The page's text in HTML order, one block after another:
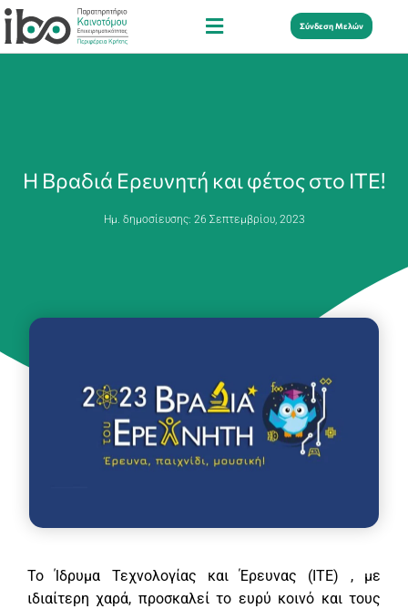
Σύνδεση Μελών
Η Βραδιά Ερευνητή και φέτος στο ΙΤΕ!
Ημ. δημοσίευσης: 26 Σεπτεμβρίου, 2023
Το Ίδρυμα Τεχνολογίας και Έρευνας (ΙΤΕ) , με
ιδιαίτερη χαρά, προσκαλεί το ευρύ κοινό και τους